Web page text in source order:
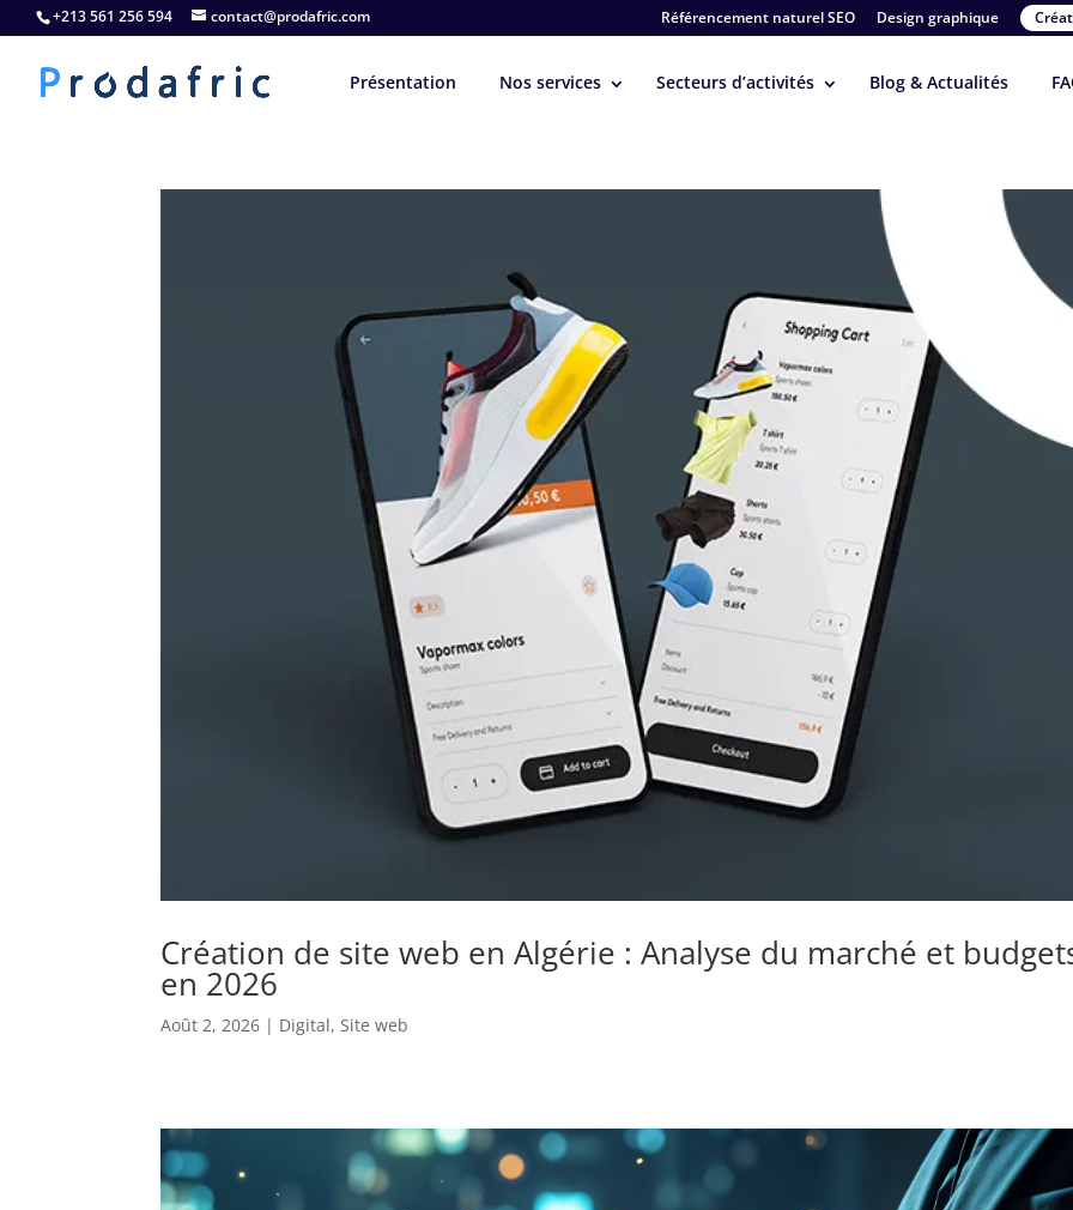
+213 561 256 594 contact@prodafric.com Référencement naturel SEO Design graphique
Présentation Nos services Secteurs d’activités Blog & Actualités
Création de site web en Algérie : Analyse du marché et
en 2026
Août 2, 2026 | Digital, Site web